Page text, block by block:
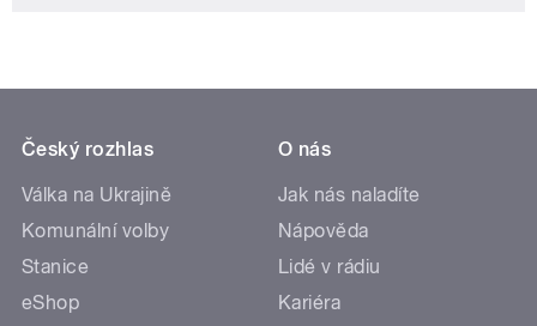
Český rozhlas
Válka na Ukrajině
Komunální volby
Stanice
eShop
O nás
Jak nás naladíte
Nápověda
Lidé v rádiu
Kariéra